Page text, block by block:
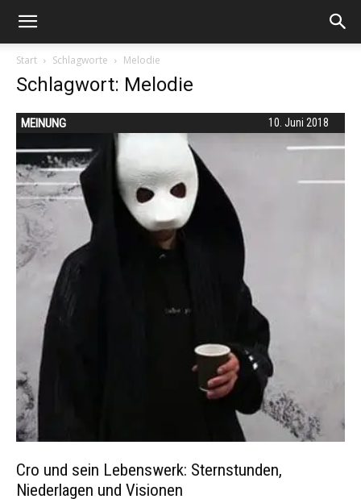
Start Schlagworte Melodie
Schlagwort: Melodie
10. Juni 2018
MEINUNG
Cro und sein Lebenswerk: Sternstunden,
Niederlagen und Visionen